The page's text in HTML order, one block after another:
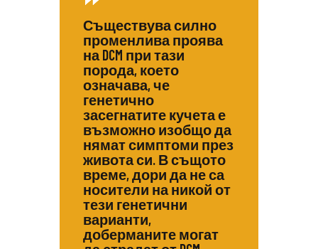
Съществува силно
променлива проява
на DCM при тази
порода, което
означава, че
генетично
засегнатите кучета е
възможно изобщо да
нямат симптоми през
живота си. В същото
време, дори да не са
носители на никой от
тези генетични
варианти,
доберманите могат